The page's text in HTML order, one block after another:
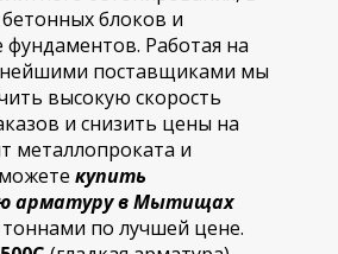
блоков и
фундаментов. Работая на
поставщиками мы
высокую скорость
и снизить цены на
металлопроката и
купить
арматуру в Мытищах
по лучшей цене.